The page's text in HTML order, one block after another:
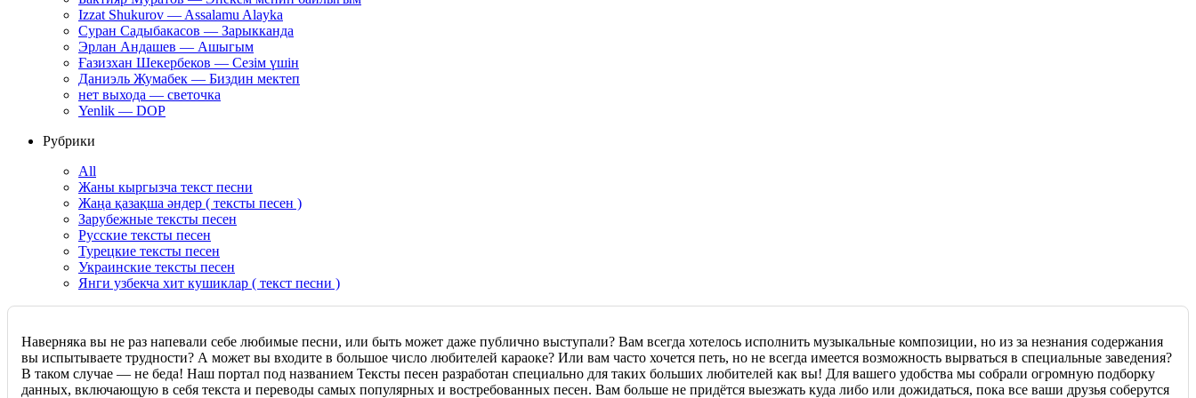
Izzat Shukurov — Assalamu Alayka
Суран Садыбакасов — Зарыкканда
Эрлан Андашев — Ашыгым
Ғазизхан Шекербеков — Сезім үшін
Даниэль Жумабек — Биздин мектеп
нет выхода — светочка
Yenlik — DOP
Рубрики
All
Жаны кыргызча текст песни
Жаңа қазақша әндер ( тексты песен )
Зарубежные тексты песен
Русские тексты песен
Турецкие тексты песен
Украинские тексты песен
Янги узбекча хит кушиклар ( текст песни )
Наверняка вы не раз напевали себе любимые песни, или быть может даже публично выступали? Вам всегда хотелось исполнить музыкальные композиции, но из за незнания содержания
вы испытываете трудности? А может вы входите в большое число любителей караоке? Или вам часто хочется петь, но не всегда имеется возможность вырваться в специальные заведения?
В таком случае — не беда! Наш портал под названием Тексты песен разработан специально для таких больших любителей как вы! Для вашего удобства мы собрали огромную подборку
данных, включающую в себя текста и переводы самых популярных и востребованных песен. Вам больше не придётся выезжать куда либо или дожидаться, пока все ваши друзья соберутся